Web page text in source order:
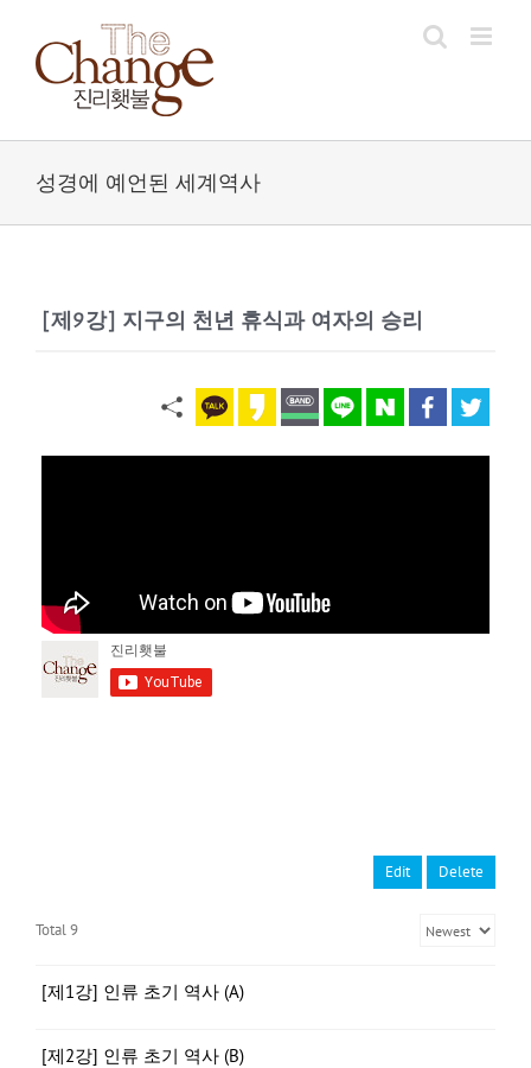
content
성경에 예언된 세계역사
[제9강] 지구의 천년 휴식과 여자의 승리
Edit Delete
Total 9
[제1강] 인류 초기 역사 (A)
[제2강] 인류 초기 역사 (B)